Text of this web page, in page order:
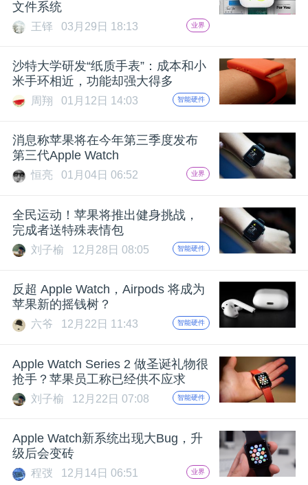
文件系统
王铎 03月29日 18:13 业界
沙特大学研发“纸质手表”：成本和小
米手环相近，功能却强大得多
周翔 01月12日 14:03 智能硬件
消息称苹果将在今年第三季度发布
第三代Apple Watch
恒亮 01月04日 06:52 业界
全民运动！苹果将推出健身挑战，
完成者送特殊表情包
刘子榆 12月28日 08:05 智能硬件
反超 Apple Watch，Airpods 将成为
苹果新的摇钱树？
六爷 12月22日 11:43 智能硬件
Apple Watch Series 2 做圣诞礼物很
抢手？苹果员工称已经供不应求
刘子榆 12月22日 07:08 智能硬件
Apple Watch新系统出现大Bug，升
级后会变砖
程弢 12月14日 06:51 业界